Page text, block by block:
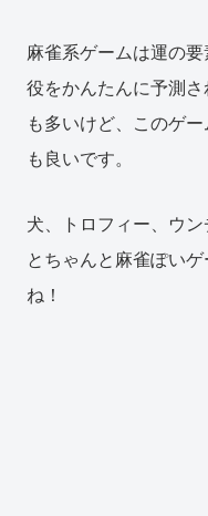
麻雀系ゲームは運の
役をかんたんに予測
も多いけど、このゲ
も良いです。
犬、トロフィー、ウ
とちゃんと麻雀ぽい
ね！